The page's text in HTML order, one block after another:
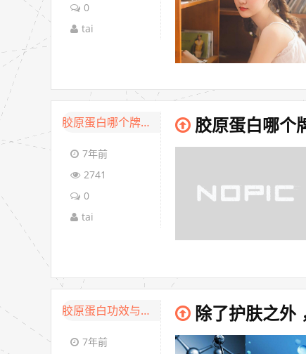
0
tai
胶原蛋白哪个牌子好
7年前
2741
0
tai
胶原蛋白哪个
胶原蛋白功效与作用
7年前
除了护肤之外